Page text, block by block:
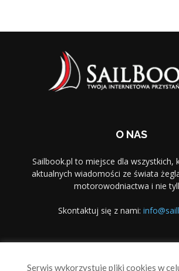
O NAS
Sailbook.pl to miejsce dla wszystkich,
aktualnych wiadomości ze świata
motorowodniactwa i nie
Skontaktuj się z nami:
Serwis wykorzystuje pliki cookies w